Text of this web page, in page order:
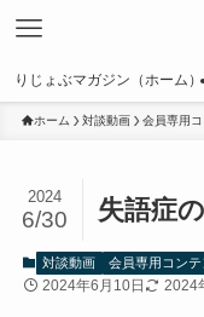
りじょぶマガジン（ホーム）
ホーム 対談動画 会員専用
失語症
2024
6/30
対談動画 会員専用コン
2024年6月10日 2024